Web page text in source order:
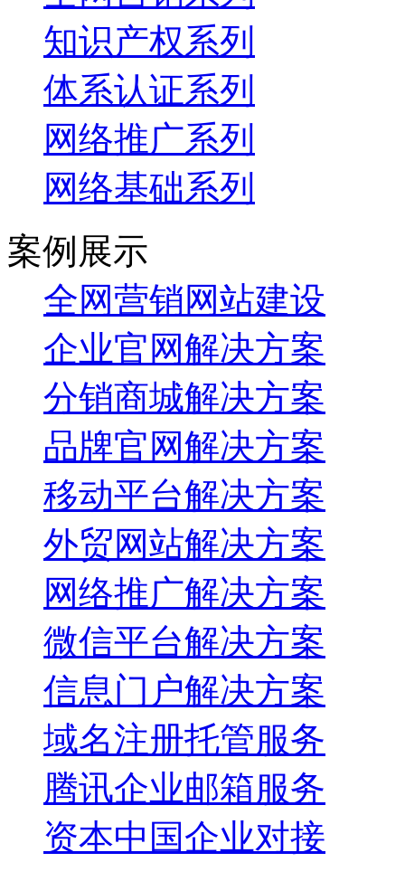
知识产权系列
体系认证系列
网络推广系列
网络基础系列
案例展示
全网营销网站建设
企业官网解决方案
分销商城解决方案
品牌官网解决方案
移动平台解决方案
外贸网站解决方案
网络推广解决方案
微信平台解决方案
信息门户解决方案
域名注册托管服务
腾讯企业邮箱服务
资本中国企业对接